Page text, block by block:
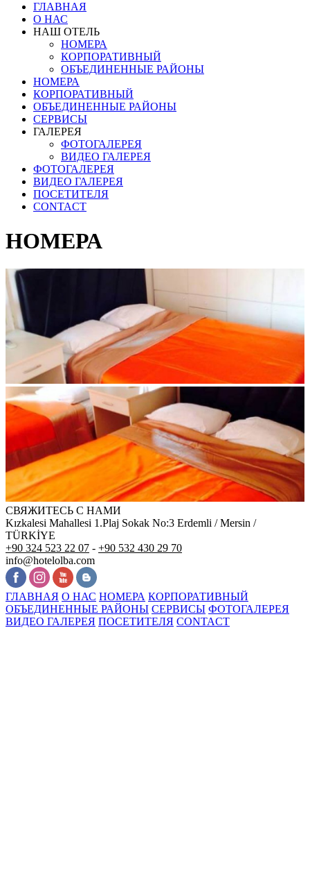
ГЛАВНАЯ
О НАС
НАШ ОТЕЛЬ
НОМЕРА
КОРПОРАТИВНЫЙ
ОБЪЕДИНЕННЫЕ РАЙОНЫ
НОМЕРА
КОРПОРАТИВНЫЙ
ОБЪЕДИНЕННЫЕ РАЙОНЫ
СЕРВИСЫ
ГАЛЕРЕЯ
ФОТОГАЛЕРЕЯ
ВИДЕО ГАЛЕРЕЯ
ФОТОГАЛЕРЕЯ
ВИДЕО ГАЛЕРЕЯ
ПОСЕТИТЕЛЯ
CONTACT
НОМЕРА
СВЯЖИТЕСЬ С НАМИ
Kızkalesi Mahallesi 1.Plaj Sokak No:3 Erdemli / Mersin /
TÜRKİYE
+90 324 523 22 07 - +90 532 430 29 70
info@hotelolba.com
ГЛАВНАЯ О НАС НОМЕРА КОРПОРАТИВНЫЙ
ОБЪЕДИНЕННЫЕ РАЙОНЫ СЕРВИСЫ ФОТОГАЛЕРЕЯ
ВИДЕО ГАЛЕРЕЯ ПОСЕТИТЕЛЯ CONTACT